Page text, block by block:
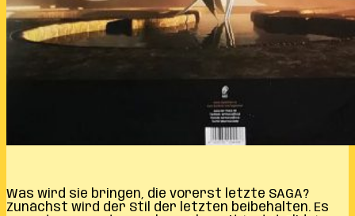
Was wird sie bringen, die vorerst letzte SAGA?
Zunächst wird der Stil der letzten beibehalten. Es